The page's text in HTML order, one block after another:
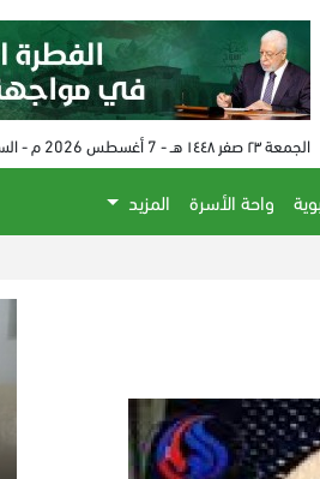
الجمعة ٢٣ صفر ١٤٤٨ هـ - 7 أغسطس 2026 م - الساعة 09:49 م
واحة الأسرة
المزيد